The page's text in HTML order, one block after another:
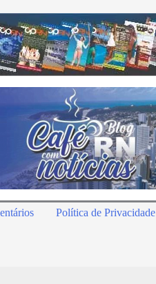
Política de Privacidade